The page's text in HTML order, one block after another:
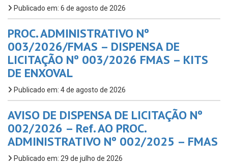
Publicado em: 6 de agosto de 2026
PROC. ADMINISTRATIVO Nº
003/2026/FMAS – DISPENSA DE
LICITAÇÃO Nº 003/2026 FMAS – KITS
DE ENXOVAL
Publicado em: 4 de agosto de 2026
AVISO DE DISPENSA DE LICITAÇÃO Nº
002/2026 – Ref. AO PROC.
ADMINISTRATIVO Nº 002/2025 – FMAS
Publicado em: 29 de julho de 2026